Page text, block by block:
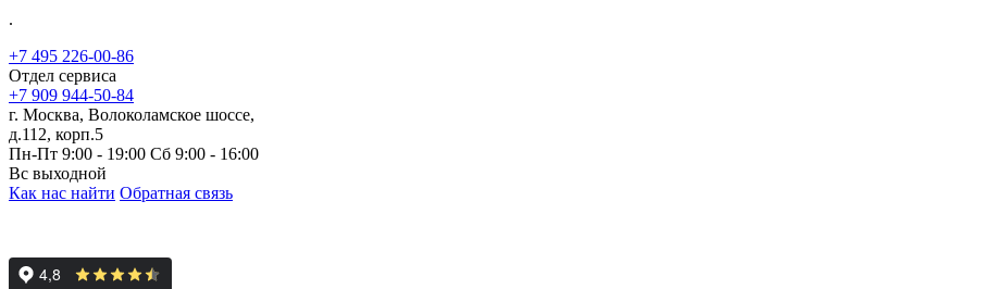
.
+7 495 226-00-86
Отдел сервиса
+7 909 944-50-84
г. Москва, Волоколамское шоссе,
д.112, корп.5
Пн-Пт 9:00 - 19:00 Сб 9:00 - 16:00
Вс выходной
Как нас найти Обратная связь